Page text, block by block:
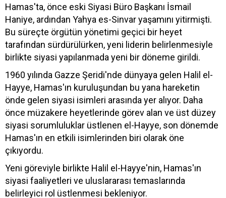
Hamas'ta, önce eski Siyasi Büro Başkanı İsmail
Haniye, ardından Yahya es-Sinvar yaşamını yitirmişti.
Bu süreçte örgütün yönetimi geçici bir heyet
tarafından sürdürülürken, yeni liderin belirlenmesiyle
birlikte siyasi yapılanmada yeni bir döneme girildi.
1960 yılında Gazze Şeridi'nde dünyaya gelen Halil el-
Hayye, Hamas'ın kuruluşundan bu yana hareketin
önde gelen siyasi isimleri arasında yer alıyor. Daha
önce müzakere heyetlerinde görev alan ve üst düzey
siyasi sorumluluklar üstlenen el-Hayye, son dönemde
Hamas'ın en etkili isimlerinden biri olarak öne
çıkıyordu.
Yeni göreviyle birlikte Halil el-Hayye'nin, Hamas'ın
siyasi faaliyetleri ve uluslararası temaslarında
belirleyici rol üstlenmesi bekleniyor.